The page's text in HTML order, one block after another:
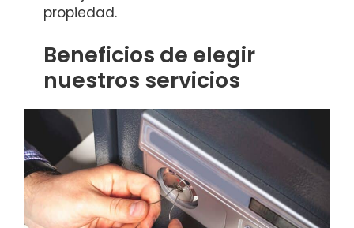
propiedad.
Beneficios de elegir
nuestros servicios